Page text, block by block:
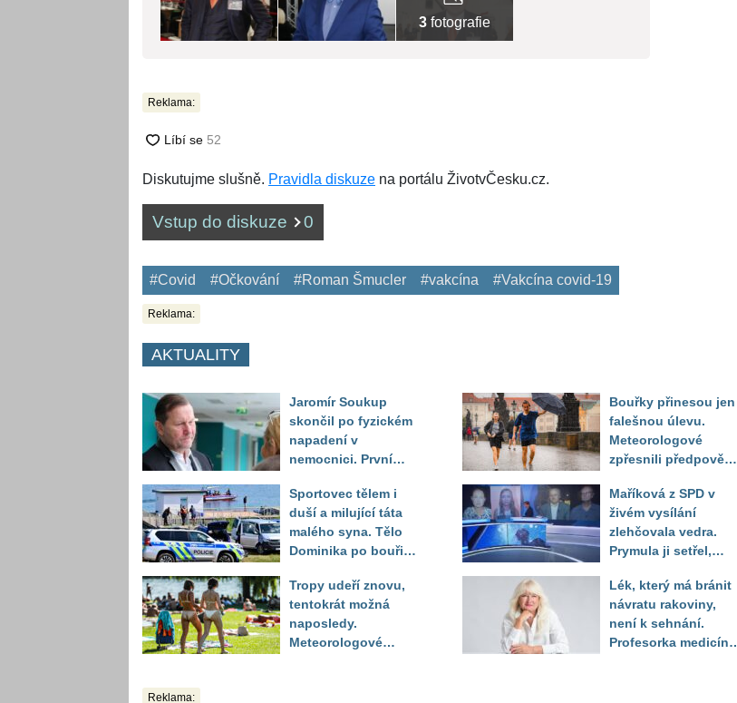
3 fotografie
Reklama:
Diskutujme slušně. Pravidla diskuze na portálu ŽivotvČesku.cz.
Vstup do diskuze 0
#Covid #Očkování #Roman Šmucler #vakcína #Vakcína covid-19
Reklama:
AKTUALITY
Jaromír Soukup
skončil po fyzickém
napadení v
nemocnici. První
Sportovec tělem i
duší a milující táta
malého syna. Tělo
Dominika po bouři
až druhý den
Tropy udeří znovu,
tentokrát možná
naposledy.
Meteorologové
Bouřky přinesou jen
falešnou úlevu.
Meteorologové
zpřesnili předpověď
horkého počasí
Maříková z SPD v
živém vysílání
zlehčovala vedra.
Prymula ji setřel,
číslo
Lék, který má bránit
návratu rakoviny,
není k sehnání.
Profesorka medicíny
Reklama: